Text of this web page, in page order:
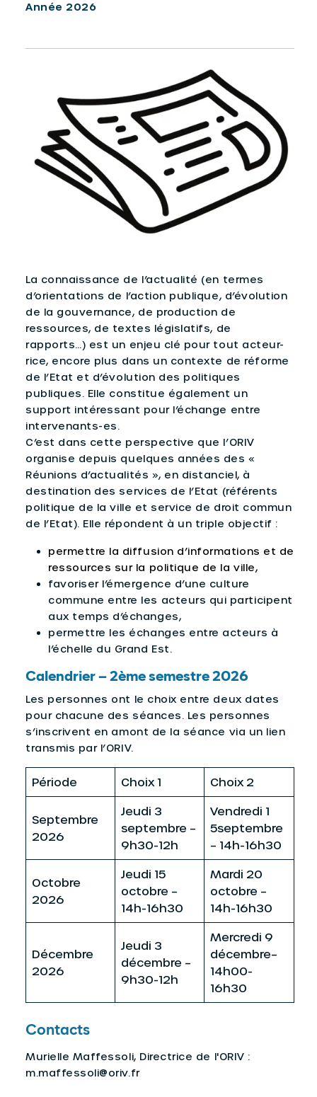
Année 2026
La connaissance de l’actualité (en termes
d’orientations de l’action publique, d’évolution
de la gouvernance, de production de
ressources, de textes législatifs, de
rapports…) est un enjeu clé pour tout acteur-
rice, encore plus dans un contexte de réforme
de l’Etat et d’évolution des politiques
publiques. Elle constitue également un
support intéressant pour l’échange entre
intervenants-es.
C’est dans cette perspective que l’ORIV
organise depuis quelques années des «
Réunions d’actualités », en distanciel, à
destination des services de l’Etat (référents
politique de la ville et service de droit commun
de l’Etat). Elle répondent à un triple objectif :
permettre la diffusion d’informations et de
ressources sur la politique de la ville,
favoriser l’émergence d’une culture
commune entre les acteurs qui participent
aux temps d’échanges,
permettre les échanges entre acteurs à
l’échelle du Grand Est.
Calendrier – 2ème semestre 2026
Les personnes ont le choix entre deux dates
pour chacune des séances. Les personnes
s’inscrivent en amont de la séance via un lien
transmis par l’ORIV.
Période Choix 1 Choix 2
Septembre
2026
Jeudi 3
septembre –
9h30-12h
Vendredi 1
5septembre
– 14h-16h30
Octobre
2026
Jeudi 15
octobre –
14h-16h30
Mardi 20
octobre –
14h-16h30
Décembre
2026
Jeudi 3
décembre –
9h30-12h
Mercredi 9
décembre–
14h00-
16h30
Contacts
Murielle Maffessoli, Directrice de l'ORIV :
m.maffessoli@oriv.fr